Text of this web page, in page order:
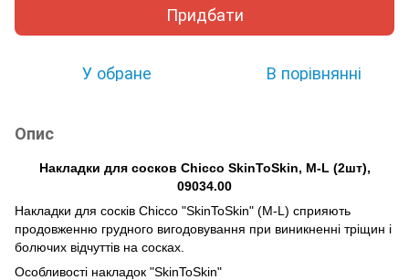
Придбати
У обране В порівнянні
Опис
Накладки для сосков Chicco SkinToSkin, M-L (2шт),
09034.00
Накладки для сосків Chicco "SkinToSkin" (M-L) сприяють
продовженню грудного вигодовування при виникненні тріщин і
болючих відчуттів на сосках.
Особливості накладок "SkinToSkin"